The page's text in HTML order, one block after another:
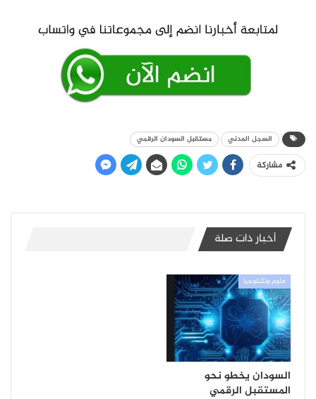
السجل المدني مستقبل السودان الرقمي
مشاركة
أخبار ذات صلة
علوم وتكنلوجيا
السودان يخطو نحو
المستقبل الرقمي